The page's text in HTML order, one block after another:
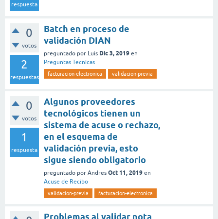
respuesta
0
votos
2
respuestas
Batch en proceso de
validación DIAN
preguntado por Luis Dic 3, 2019 en
Preguntas Tecnicas
facturacion-electronica validacion-previa
0
votos
1
respuesta
Algunos proveedores
tecnológicos tienen un
sistema de acuse o rechazo,
en el esquema de
validación previa, esto
sigue siendo obligatorio
preguntado por Andres Oct 11, 2019 en
Acuse de Recibo
validacion-previa facturacion-electronica
Problemas al validar nota